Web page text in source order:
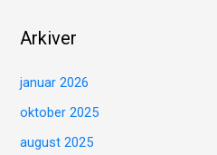
Arkiver
januar 2026
oktober 2025
august 2025